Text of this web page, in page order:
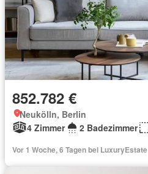
852.782 €
Neukölln, Berlin
4 Zimmer
2 Badezimmer
Vor 1 Woche, 6 Tagen bei LuxuryEstate